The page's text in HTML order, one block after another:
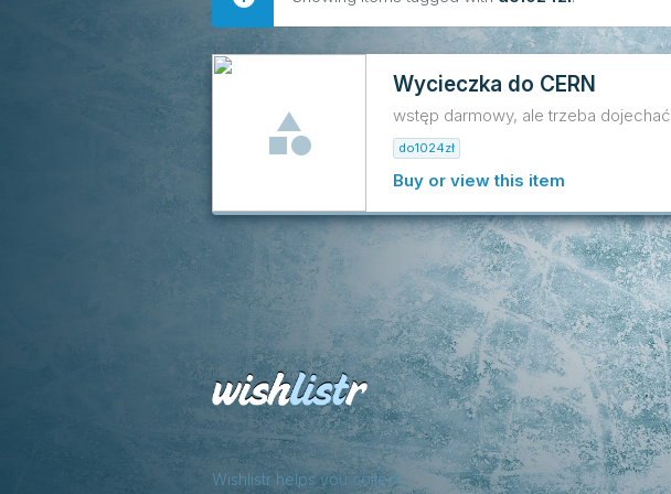
Wycieczka do CERN
wstęp darmowy, ale trzeba dojechać
do1024zł
Buy or view this item
Wishlistr helps you collect,